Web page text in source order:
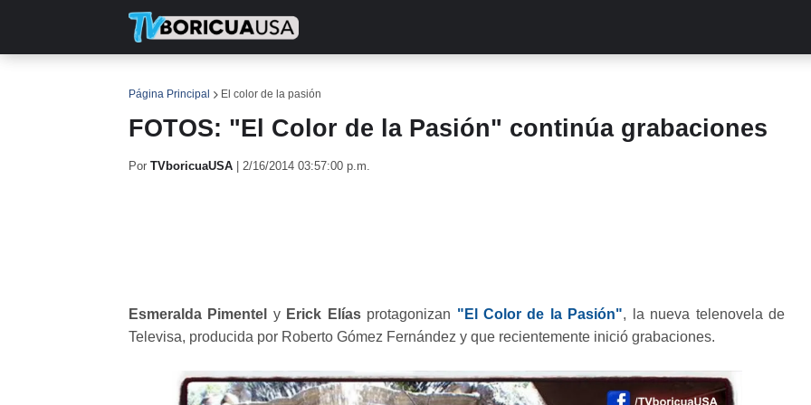
Página Principal El color de la pasión
FOTOS: "El Color de la Pasión" continúa grabaciones
Por TVboricuaUSA 2/16/2014 03:57:00 p.m.
Esmeralda Pimentel y Erick Elíasprotagonizan "El Color de la Pasión", la nueva telenovela de
Televisa, producida por Roberto Gómez Fernández y que recientemente inició grabaciones.